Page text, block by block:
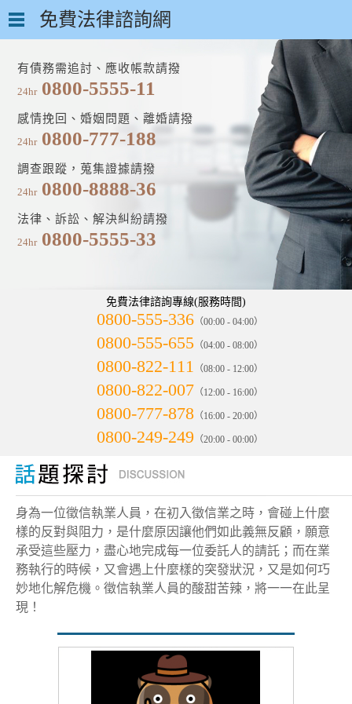
免費法律諮詢網
有債務需追討、應收帳款請撥
24hr 0800-5555-11
感情挽回、婚姻問題、離婚請撥
24hr 0800-777-188
調查跟蹤，蒐集證據請撥
24hr 0800-8888-36
法律、訴訟、解決糾紛請撥
24hr 0800-5555-33
免費法律諮詢專線(服務時間)
0800-555-336 （00:00 - 04:00）
0800-555-655 （04:00 - 08:00）
0800-822-111 （08:00 - 12:00）
0800-822-007 （12:00 - 16:00）
0800-777-878 （16:00 - 20:00）
0800-249-249 （20:00 - 00:00）
身為一位徵信執業人員，在初入徵信業之時，會碰上什麼
樣的反對與阻力，是什麼原因讓他們如此義無反顧，願意
承受這些壓力，盡心地完成每一位委託人的請託；而在業
務執行的時候，又會遇上什麼樣的突發狀況，又是如何巧
妙地化解危機。徵信執業人員的酸甜苦辣，將一一在此呈
現！